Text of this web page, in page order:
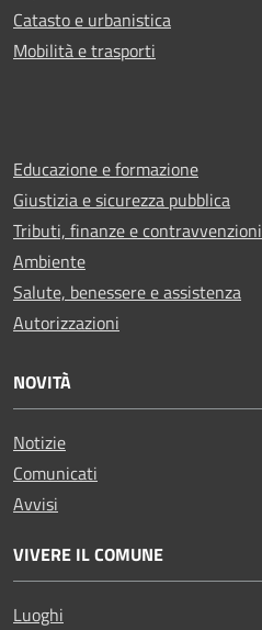
Catasto e urbanistica
Mobilità e trasporti
Educazione e formazione
Giustizia e sicurezza pubblica
Tributi, finanze e contravvenzioni
Ambiente
Salute, benessere e assistenza
Autorizzazioni
NOVITÀ
Notizie
Comunicati
Avvisi
VIVERE IL COMUNE
Luoghi